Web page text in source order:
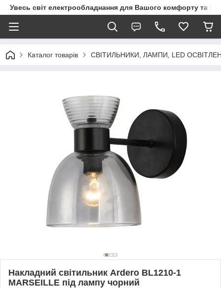
Увесь світ електрообладнання для Вашого комфорту та
Каталог товарів СВІТИЛЬНИКИ, ЛАМПИ, LED
Накладний світильник Ardero BL1210-1
MARSEILLE під лампу чорний